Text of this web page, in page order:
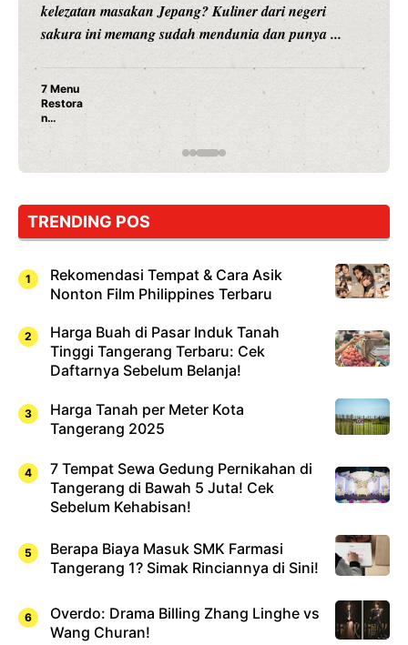
hiburan, Nunung Srimulat dan Vicky Prasetyo, kini
merambah dunia kuliner dengan ...
Nunung Srimulat & Vicky Prasetyo Buka Restoran
Rahasia Mami Bikin Nagih!
TRENDING POS
Rekomendasi Tempat & Cara Asik
Nonton Film Philippines Terbaru
Harga Buah di Pasar Induk Tanah
Tinggi Tangerang Terbaru: Cek
Daftarnya Sebelum Belanja!
Harga Tanah per Meter Kota
Tangerang 2025
7 Tempat Sewa Gedung Pernikahan di
Tangerang di Bawah 5 Juta! Cek
Sebelum Kehabisan!
Berapa Biaya Masuk SMK Farmasi
Tangerang 1? Simak Rinciannya di Sini!
Overdo: Drama Billing Zhang Linghe vs
Wang Churan!